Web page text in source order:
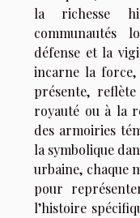
la richesse
communautés
défense et la
incarne la
présente,
royauté ou à la
des armoiries
la symbolique
urbaine, chaque
pour
l’histoire